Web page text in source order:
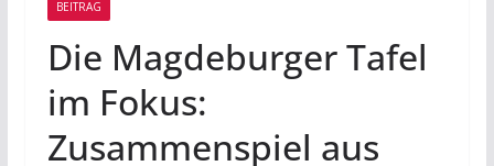
BEITRAG
Die Magdeburger Tafel
im Fokus:
Zusammenspiel aus